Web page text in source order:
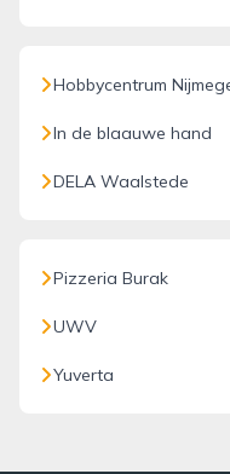
Hobbycentrum
In de blaauwe hand
DELA Waalstede
Pizzeria Burak
UWV
Yuverta